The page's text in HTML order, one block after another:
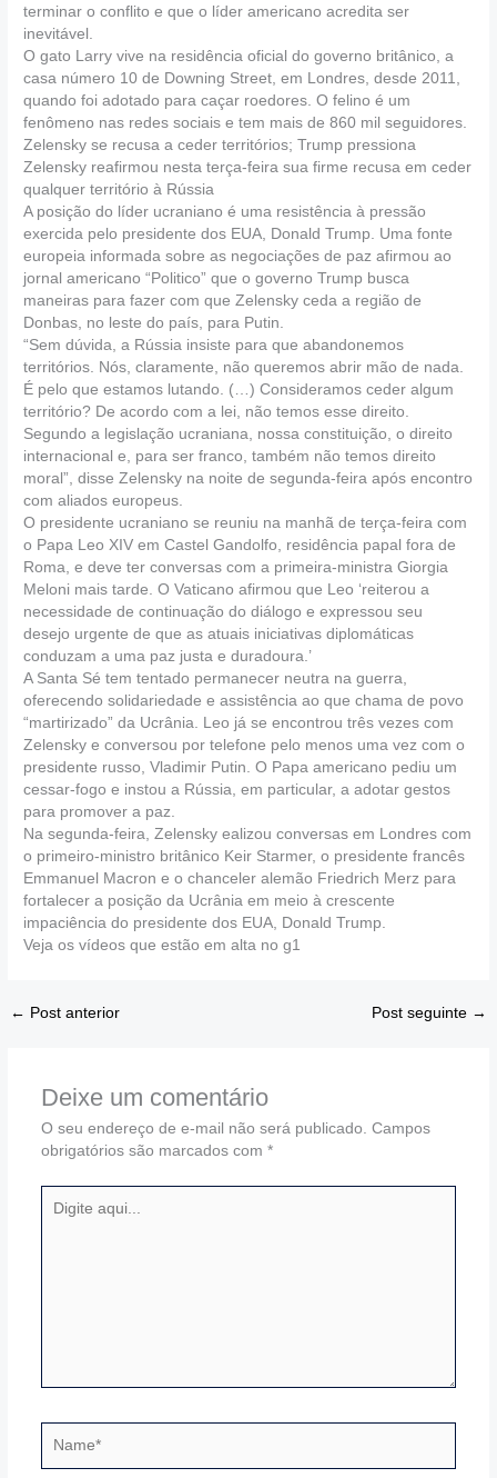
terminar o conflito e que o líder americano acredita ser
inevitável.
O gato Larry vive na residência oficial do governo britânico, a
casa número 10 de Downing Street, em Londres, desde 2011,
quando foi adotado para caçar roedores. O felino é um
fenômeno nas redes sociais e tem mais de 860 mil seguidores.
Zelensky se recusa a ceder territórios; Trump pressiona
Zelensky reafirmou nesta terça-feira sua firme recusa em ceder
qualquer território à Rússia
A posição do líder ucraniano é uma resistência à pressão
exercida pelo presidente dos EUA, Donald Trump. Uma fonte
europeia informada sobre as negociações de paz afirmou ao
jornal americano “Politico” que o governo Trump busca
maneiras para fazer com que Zelensky ceda a região de
Donbas, no leste do país, para Putin.
“Sem dúvida, a Rússia insiste para que abandonemos
territórios. Nós, claramente, não queremos abrir mão de nada.
É pelo que estamos lutando. (…) Consideramos ceder algum
território? De acordo com a lei, não temos esse direito.
Segundo a legislação ucraniana, nossa constituição, o direito
internacional e, para ser franco, também não temos direito
moral”, disse Zelensky na noite de segunda-feira após encontro
com aliados europeus.
O presidente ucraniano se reuniu na manhã de terça-feira com
o Papa Leo XIV em Castel Gandolfo, residência papal fora de
Roma, e deve ter conversas com a primeira-ministra Giorgia
Meloni mais tarde. O Vaticano afirmou que Leo ‘reiterou a
necessidade de continuação do diálogo e expressou seu
desejo urgente de que as atuais iniciativas diplomáticas
conduzam a uma paz justa e duradoura.’
A Santa Sé tem tentado permanecer neutra na guerra,
oferecendo solidariedade e assistência ao que chama de povo
“martirizado” da Ucrânia. Leo já se encontrou três vezes com
Zelensky e conversou por telefone pelo menos uma vez com o
presidente russo, Vladimir Putin. O Papa americano pediu um
cessar-fogo e instou a Rússia, em particular, a adotar gestos
para promover a paz.
Na segunda-feira, Zelensky ealizou conversas em Londres com
o primeiro-ministro britânico Keir Starmer, o presidente francês
Emmanuel Macron e o chanceler alemão Friedrich Merz para
fortalecer a posição da Ucrânia em meio à crescente
impaciência do presidente dos EUA, Donald Trump.
Veja os vídeos que estão em alta no g1
← Post anterior Post seguinte →
Deixe um comentário
O seu endereço de e-mail não será publicado. Campos
obrigatórios são marcados com *
aqui...